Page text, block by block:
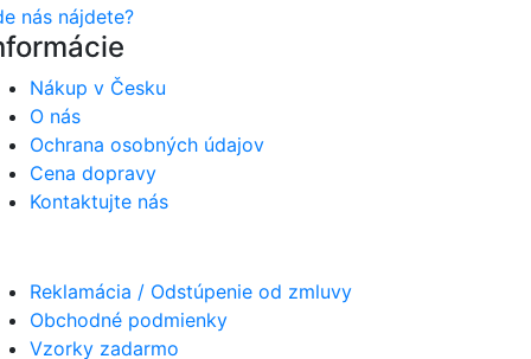
nás nájdete?
Nákup v Česku
O nás
Ochrana osobných údajov
Cena dopravy
Kontaktujte nás
Reklamácia / Odstúpenie od zmluvy
Obchodné podmienky
Vzorky zadarmo